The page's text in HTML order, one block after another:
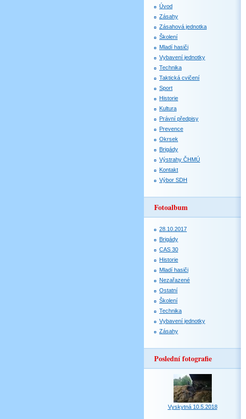
Úvod
Zásahy
Zásahová jednotka
Školení
Mladí hasiči
Vybavení jednotky
Technika
Taktická cvičení
Sport
Historie
Kultura
Právní předpisy
Prevence
Okrsek
Brigády
Výstrahy ČHMÚ
Kontakt
Výbor SDH
Fotoalbum
28.10.2017
Brigády
CAS 30
Historie
Mladí hasiči
Nezařazené
Ostatní
Školení
Technika
Vybavení jednotky
Zásahy
Poslední fotografie
Vyskytná 10.5.2018